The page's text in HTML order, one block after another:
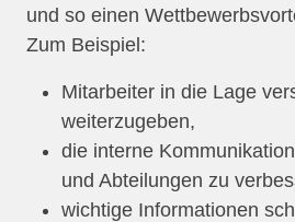
und so einen
Zum Beispiel:
Mitarbeiter in die Lage
weiterzugeben,
die interne
und Abteilungen zu
wichtige Informationen